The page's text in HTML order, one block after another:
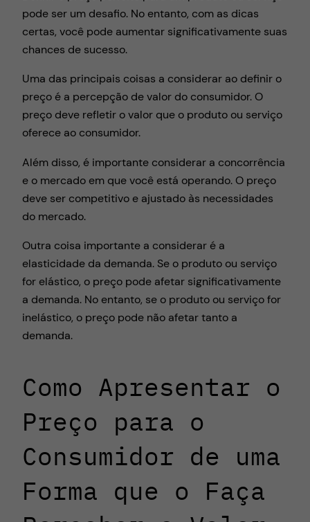
pode ser um desafio. No entanto, com as dicas
certas, você pode aumentar significativamente suas
chances de sucesso.
Uma das principais coisas a considerar ao definir o
preço é a percepção de valor do consumidor. O
preço deve refletir o valor que o produto ou serviço
oferece ao consumidor.
Além disso, é importante considerar a concorrência
e o mercado em que você está operando. O preço
deve ser competitivo e ajustado às necessidades
do mercado.
Outra coisa importante a considerar é a
elasticidade da demanda. Se o produto ou serviço
for elástico, o preço pode afetar significativamente
a demanda. No entanto, se o produto ou serviço for
inelástico, o preço pode não afetar tanto a
demanda.
Como Apresentar o
Preço para o
Consumidor de uma
Forma que o Faça